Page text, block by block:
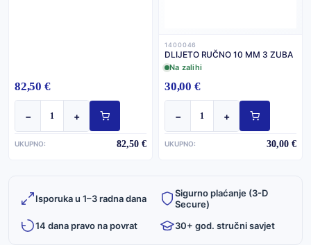
82,50 €
− +
UKUPNO: 82,50 €
1400046
DLIJETO RUČNO 10 MM 3 ZUBA
Na zalihi
30,00 €
− +
UKUPNO: 30,00 €
Isporuka u 1–3 radna dana
Sigurno plaćanje (3-D
Secure)
14 dana pravo na povrat
30+ god. stručni savjet